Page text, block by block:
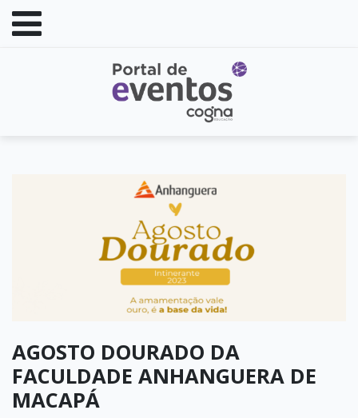
AGOSTO DOURADO DA
FACULDADE ANHANGUERA DE
MACAPÁ